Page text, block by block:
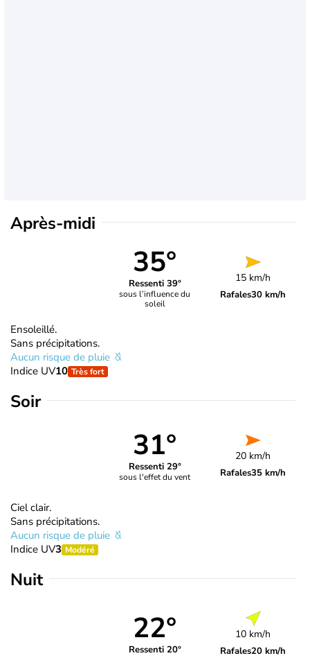
Après-midi
35°
Ressenti 39°
sous l’influence du
soleil
15 km/h
Rafales30 km/h
Ensoleillé.
Sans précipitations.
Aucun risque de pluie
Indice UV10 Très fort
Soir
31°
Ressenti 29°
sous l'effet du vent
20 km/h
Rafales35 km/h
Ciel clair.
Sans précipitations.
Aucun risque de pluie
Indice UV3 Modéré
Nuit
22°
Ressenti 20°
10 km/h
Rafales20 km/h